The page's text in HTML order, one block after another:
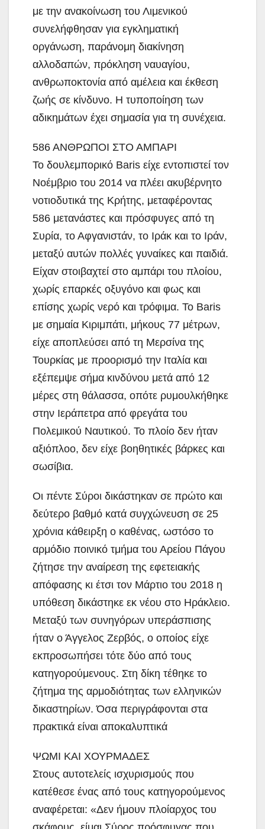
με την ανακοίνωση του Λιμενικού
συνελήφθησαν για εγκληματική
οργάνωση, παράνομη διακίνηση
αλλοδαπών, πρόκληση ναυαγίου,
ανθρωποκτονία από αμέλεια και έκθεση
ζωής σε κίνδυνο. Η τυποποίηση των
αδικημάτων έχει σημασία για τη συνέχεια.
586 ΑΝΘΡΩΠΟΙ ΣΤΟ ΑΜΠΑΡΙ
Το δουλεμπορικό Baris είχε εντοπιστεί τον
Νοέμβριο του 2014 να πλέει ακυβέρνητο
νοτιοδυτικά της Κρήτης, μεταφέροντας
586 μετανάστες και πρόσφυγες από τη
Συρία, το Αφγανιστάν, το Ιράκ και το Ιράν,
μεταξύ αυτών πολλές γυναίκες και παιδιά.
Είχαν στοιβαχτεί στο αμπάρι του πλοίου,
χωρίς επαρκές οξυγόνο και φως και
επίσης χωρίς νερό και τρόφιμα. Το Baris
με σημαία Κιριμπάτι, μήκους 77 μέτρων,
είχε αποπλεύσει από τη Μερσίνα της
Τουρκίας με προορισμό την Ιταλία και
εξέπεμψε σήμα κινδύνου μετά από 12
μέρες στη θάλασσα, οπότε ρυμουλκήθηκε
στην Ιεράπετρα από φρεγάτα του
Πολεμικού Ναυτικού. Το πλοίο δεν ήταν
αξιόπλοο, δεν είχε βοηθητικές βάρκες και
σωσίβια.
Οι πέντε Σύροι δικάστηκαν σε πρώτο και
δεύτερο βαθμό κατά συγχώνευση σε 25
χρόνια κάθειρξη ο καθένας, ωστόσο το
αρμόδιο ποινικό τμήμα του Αρείου Πάγου
ζήτησε την αναίρεση της εφετειακής
απόφασης κι έτσι τον Μάρτιο του 2018 η
υπόθεση δικάστηκε εκ νέου στο Ηράκλειο.
Μεταξύ των συνηγόρων υπεράσπισης
ήταν ο Άγγελος Ζερβός, ο οποίος είχε
εκπροσωπήσει τότε δύο από τους
κατηγορούμενους. Στη δίκη τέθηκε το
ζήτημα της αρμοδιότητας των ελληνικών
δικαστηρίων. Όσα περιγράφονται στα
πρακτικά είναι αποκαλυπτικά
ΨΩΜΙ ΚΑΙ ΧΟΥΡΜΑΔΕΣ
Στους αυτοτελείς ισχυρισμούς που
κατέθεσε ένας από τους κατηγορούμενος
αναφέρεται: «Δεν ήμουν πλοίαρχος του